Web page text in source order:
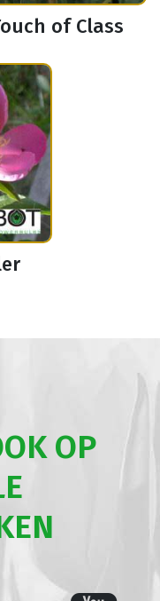
of Class
OP